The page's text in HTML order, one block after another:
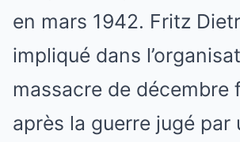
en mars 1942. Fritz
impliqué dans
massacre de décembre
après la guerre jugé par